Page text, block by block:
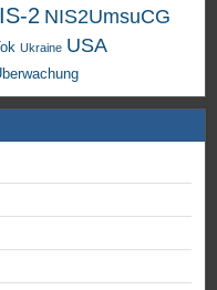
2 NIS2UmsuCG
Ukraine USA